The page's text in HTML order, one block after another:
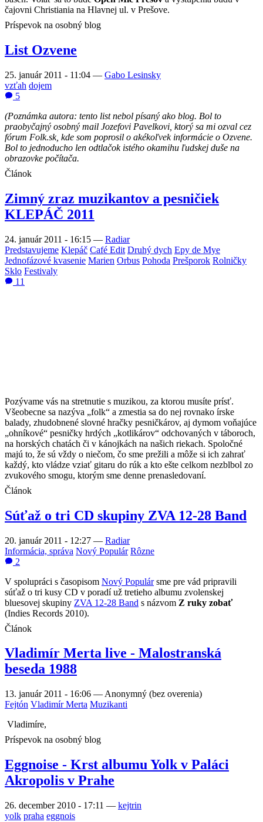
čajovni Christiania na Hlavnej ul. v Prešove.
Príspevok na osobný blog
List Ozvene
25. január 2011 - 11:04 — Gabo Lesinsky
vzťah dojem
5
(Poznámka autora: tento list nebol písaný ako blog. Bol to
praobyčajný osobný mail Jozefovi Pavelkovi, ktorý sa mi ozval cez
fórum Folk.sk, kde som poprosil o akékoľvek informácie o Ozvene.
Bol to jednoducho len odtlačok istého okamihu ľudskej duše na
obrazovke počítača.
Článok
Zimný zraz muzikantov a pesničiek
KLEPÁČ 2011
24. január 2011 - 16:15 — Radiar
Predstavujeme Klepáč Café Edit Druhý dych Epy de Mye
Jednofázové kvasenie Marien Orbus Pohoda Prešporok Rolničky
Sklo Festivaly
11
Pozývame vás na stretnutie s muzikou, za ktorou musíte prísť.
Všeobecne sa nazýva „folk“ a zmestia sa do nej rovnako írske
balady, zhudobnené slovné hračky pesničkárov, aj dymom voňajúce
„ohníkové“ pesničky hrdých „kotlikárov“ odchovaných v táboroch,
na horských chatách či v kánojkách na našich riekach. Spoločné
majú to, že sú vždy o niečom, čo sme prežili a môže si ich zahrať
každý, kto vládze vziať gitaru do rúk a kto ešte celkom nezblbol zo
zvukového smogu, ktorým sme denne prenasledovaní.
Článok
Súťaž o tri CD skupiny ZVA 12-28 Band
20. január 2011 - 12:27 — Radiar
Informácia, správa Nový Populár Rôzne
2
V spolupráci s časopisom Nový Populársme pre vád pripravili
súťaž o tri kusy CD v poradí už tretieho albumu zvolenskej
bluesovej skupiny ZVA 12-28 Band s názvom Z ruky zobať
(Indies Records 2010).
Článok
Vladimír Merta live - Malostranská
beseda 1988
13. január 2011 - 16:06 — Anonymný (bez overenia)
Fejtón Vladimír Merta Muzikanti
Vladimíre,
Príspevok na osobný blog
Eggnoise - Krst albumu Yolk v Paláci
Akropolis v Prahe
26. december 2010 - 17:11 — kejtrin
yolk praha eggnois